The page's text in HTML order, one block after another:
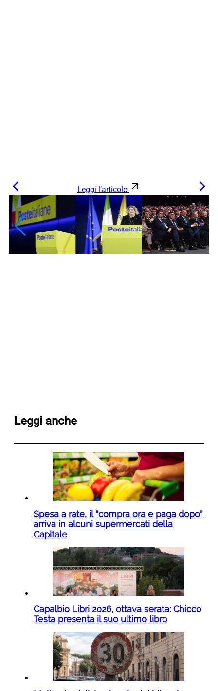
Leggi l’articolo
Leggi anche
Spesa a rate, il “compra ora e paga dopo”
arriva in alcuni supermercati della
Capitale
Capalbio Libri 2026, ottava serata: Chicco
Testa presenta il suo ultimo libro